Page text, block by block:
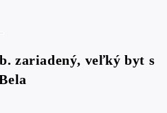
zariadený, veľký byt s